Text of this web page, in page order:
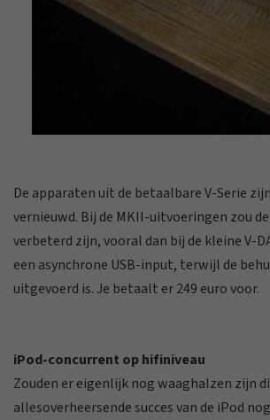
De apparaten uit de betaalbare V-Serie
vernieuwd. Bij de MKII-uitvoeringen zou
verbeterd zijn, vooral dan bij de kleine V-
een asynchrone USB-input, terwijl de
uitgevoerd is. Je betaalt er 249 euro voor.
iPod-concurrent op hifiniveau
Zouden er eigenlijk nog waaghalzen zijn
allesoverheersende succes van de iPod